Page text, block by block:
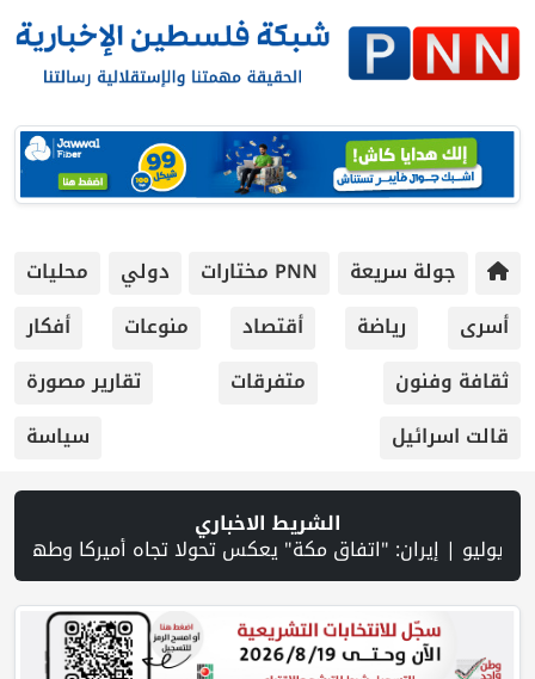
جولة سريعة PNN مختارات دولي
محليات
أسرى
رياضة أقتصاد منوعات
أفكار
ثقافة وفنون
متفرقات
تقارير مصورة
قالت اسرائيل
سياسة
الشريط الاخباري